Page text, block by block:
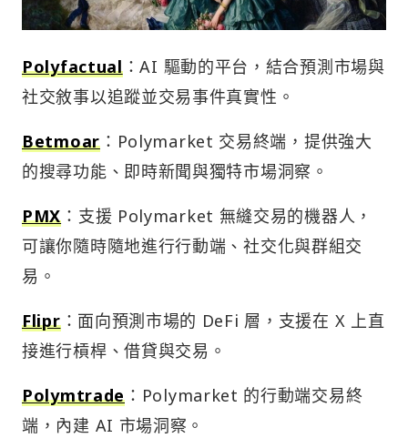
Polyfactual：AI 驅動的平台，結合預測市場與
社交敘事以追蹤並交易事件真實性。
Betmoar：Polymarket 交易終端，提供強大
的搜尋功能、即時新聞與獨特市場洞察。
PMX ：支援 Polymarket 無縫交易的機器人，
可讓你隨時隨地進行行動端、社交化與群組交
易。
Flipr：面向預測市場的 DeFi 層，支援在 X 上直
接進行槓桿、借貸與交易。
Polymtrade ：Polymarket 的行動端交易終
端，內建 AI 市場洞察。